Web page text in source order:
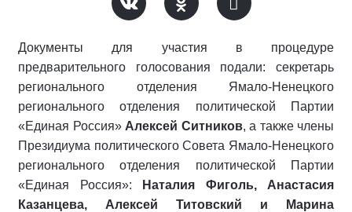
Документы для участия в процедуре
предварительного голосования подали: секретарь
регионального отделения Ямало-Ненецкого
регионального отделения политической Партии
«Единая Россия»Алексей Ситников, а также члены
Президиума политического Совета Ямало-Ненецкого
регионального отделения политической Партии
«Единая Россия»:
Наталия Фиголь, Анастасия
Казанцева, Алексей Титовский и Марина